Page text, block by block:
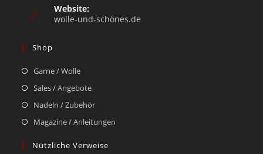
Website:
wolle-und-schönes.de
Shop
Garne / Wolle
Sales / Angebote
Nadeln / Zubehör
Magazine / Anleitungen
Nützliche Verweise